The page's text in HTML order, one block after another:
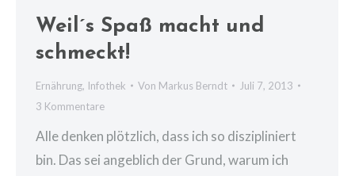
Weil´s Spaß macht und
schmeckt!
Ernährung, Infothek Von Markus Berndt
Juli 7, 2013
3 Kommentare
Alle denken plötzlich, dass ich so diszipliniert
bin. Das sei angeblich der Grund, warum ich